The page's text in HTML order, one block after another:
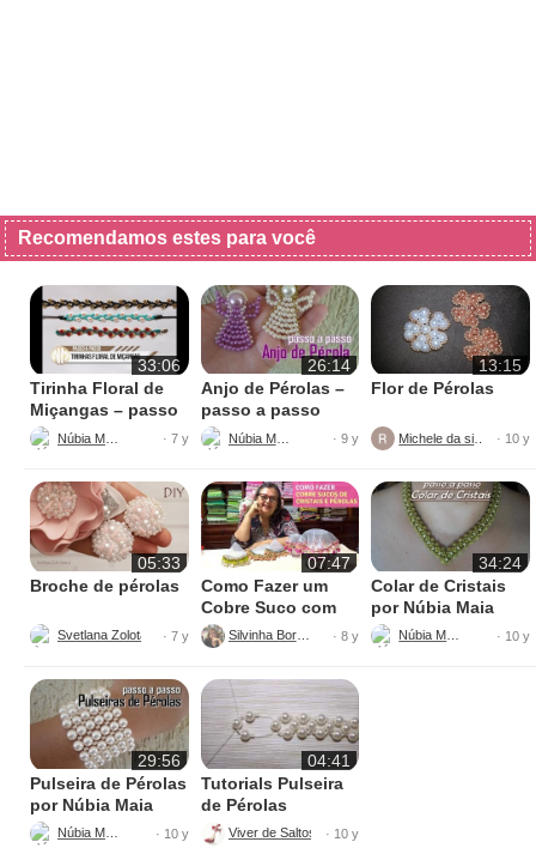
Recomendamos estes para você
33:06
Tirinha Floral de
Miçangas – passo
a passo
· 7 y
26:14
Anjo de Pérolas –
passo a passo
Núbia Maia · 9 y
13:15
Flor de Pérolas
· 10 y
05:33
Broche de pérolas
Svetlana Zolotareva· 7 y
07:47
Como Fazer um
Cobre Suco com
Cristais e Pérolas
Silvinha Borges · 8 y
34:24
Colar de Cristais
por Núbia Maia
Núbia Maia · 10 y
29:56
Pulseira de Pérolas
por Núbia Maia
· 10 y
04:41
Tutorials Pulseira
de Pérolas
Viver de Saltos Altos
· 10 y